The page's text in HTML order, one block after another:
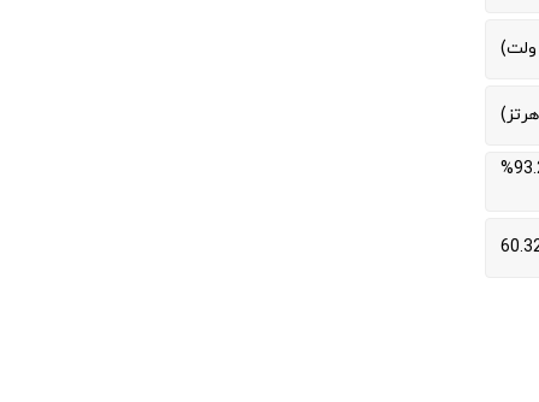
93.7% (50 هرتز، 100%) / 93.9% (50 هرتز، 75%) / 93.2%